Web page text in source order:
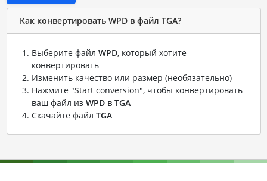
Как конвертировать WPD в файл TGA?
Выберите файл WPD, который хотите
конвертировать
Изменить качество или размер (необязательно)
Нажмите "Start conversion", чтобы конвертировать
ваш файл из WPD в TGA
Скачайте файл TGA